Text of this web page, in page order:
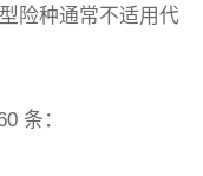
险种通常不适用代
条：